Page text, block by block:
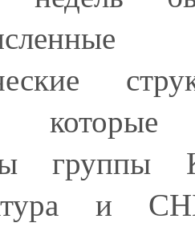
которые
группы
и